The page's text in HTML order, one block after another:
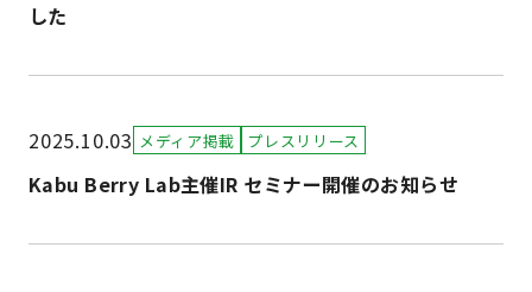
した
2025.10.03 メディア掲載 プレスリリース
Kabu Berry Lab主催IR セミナー開催のお知らせ